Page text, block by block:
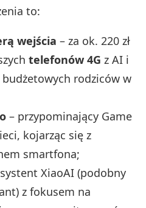
to:
wejścia – za ok. 220 zł
telefonów 4G z AI i
budżetowych rodziców w
– przypominający Game
kojarząc się z
smartfona;
XiaoAI (podobny
z fokusem na